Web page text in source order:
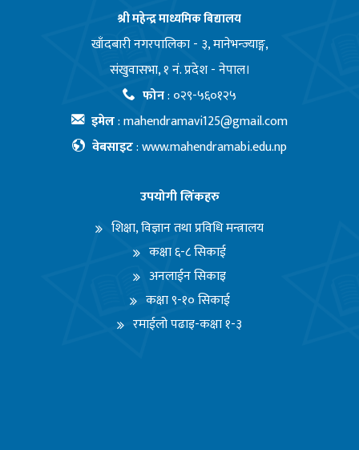
श्री महेन्द्र माध्यमिक बिद्यालय
खाँदबारी नगरपालिका - ३, मानेभन्ज्याङ्ग,
संखुवासभा, १ नं. प्रदेश - नेपाल।
फोन: ०२९-५६०१२५
इमेल:mahendramavi125@gmail.com
वेबसाइट:www.mahendramabi.edu.np
उपयोगी लिंकहरु
शिक्षा, विज्ञान तथा प्रविधि मन्त्रालय
कक्षा ६-८ सिकाई
अनलाईन सिकाइ
कक्षा ९-१० सिकाई
रमाईलो पढाइ-कक्षा १-३